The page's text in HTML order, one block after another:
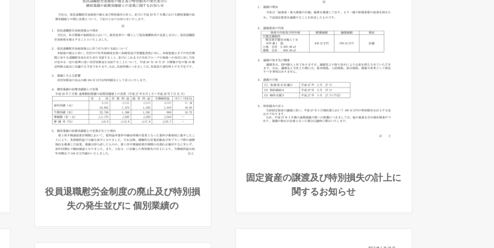
固定資産の譲渡及び特別損失の計上に
関するお知らせ
役員退職慰労金制度の廃止及び特別損
失の発生並びに 個別業績の